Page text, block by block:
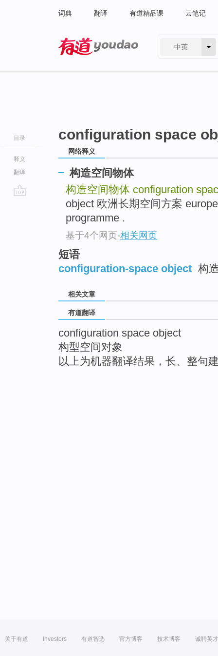
词典 翻译 有道精品课 云笔记
中英
目录
释义
翻译
configuration space
网络释义
构造空间物体
构造空间物体 configuration
object 欧洲长期空间方案
programme .
基于4个网页-相关网页
短语
configuration-space object 构
相关文章
有道翻译
configuration space object
构型空间对象
以上为机器翻译结果，长、整句
关于有道 Investors 有道智选 官方博客 技术博客 诚聘英才